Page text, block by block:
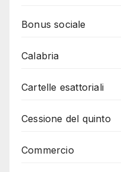
Bonus sociale
Calabria
Cartelle esattoriali
Cessione del quinto
Commercio